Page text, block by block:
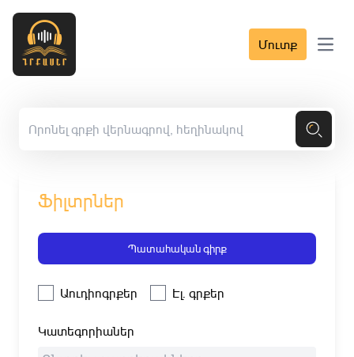
Մուտք Open
Ֆիլտրներ
Պատահական գիրք
Աուդիոգրքեր Էլ. գրքեր
Կատեգորիաներ